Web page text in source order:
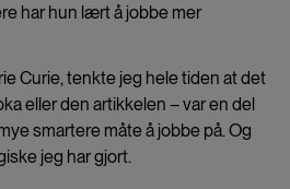
har hun lært å jobbe mer
Curie, tenkte jeg hele tiden at det
eller den artikkelen – var en del
smartere måte å jobbe på. Og
jeg har gjort.